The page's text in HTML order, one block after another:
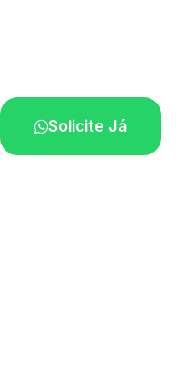
Solicite Já